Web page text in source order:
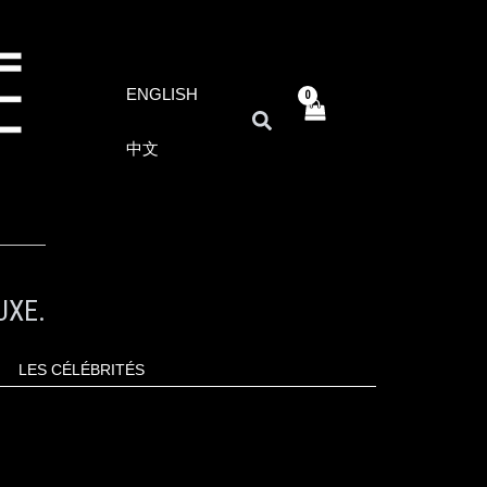
ENGLISH
中文
RECHERCHER
LES CÉLÉBRITÉS